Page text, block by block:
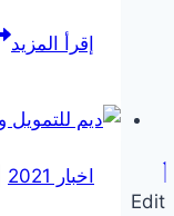
Edit
إقرأ المزيد
اخبار 2021